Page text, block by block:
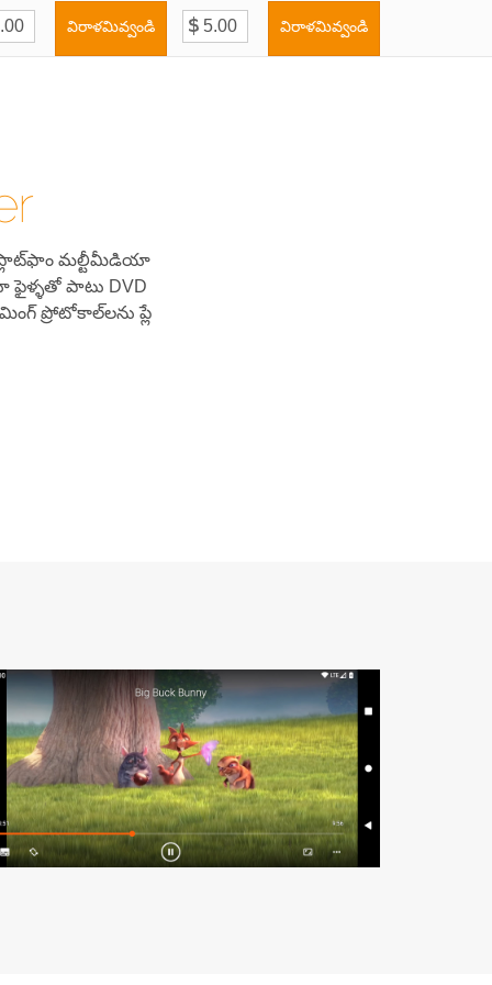
విరాళమివ్వండి విరాళమివ్వండి
ప్లాట్‌ఫాం మల్టీమీడియా
పాటు DVD
ప్రోటోకాల్‌లను ప్లే